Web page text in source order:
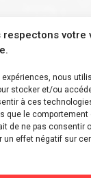
respectons votre
expériences, nous
stocker et/ou
à ces
que le comportement
de ne pas consentir
un effet négatif sur
à la
des derniers